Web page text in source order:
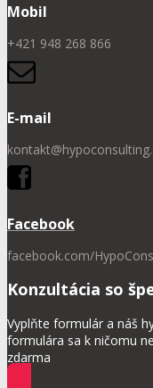
Mobil
+421 948 268 866
E-mail
Facebook
facebook.com/
Konzultácia so
Vyplňte formulár a náš
formulára sa k ničomu
zdarma